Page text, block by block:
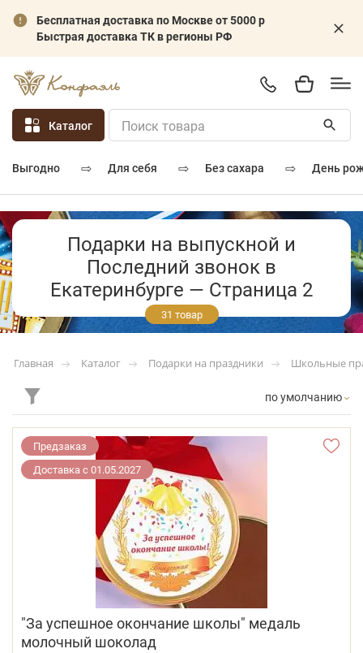
Бесплатная доставка по Москве от 5000 р
Быстрая доставка ТК в регионы РФ
Каталог
выгодно ⇨ для себя ⇨ без сахара ⇨ день
Подарки на выпускной и
Последний звонок в
Екатеринбурге — Страница 2
31 товар
Главная Каталог Подарки на праздники Школьные
по умолчанию
Предзаказ
Доставка с 01.05.2027
"За успешное окончание школы" медаль
молочный шоколад